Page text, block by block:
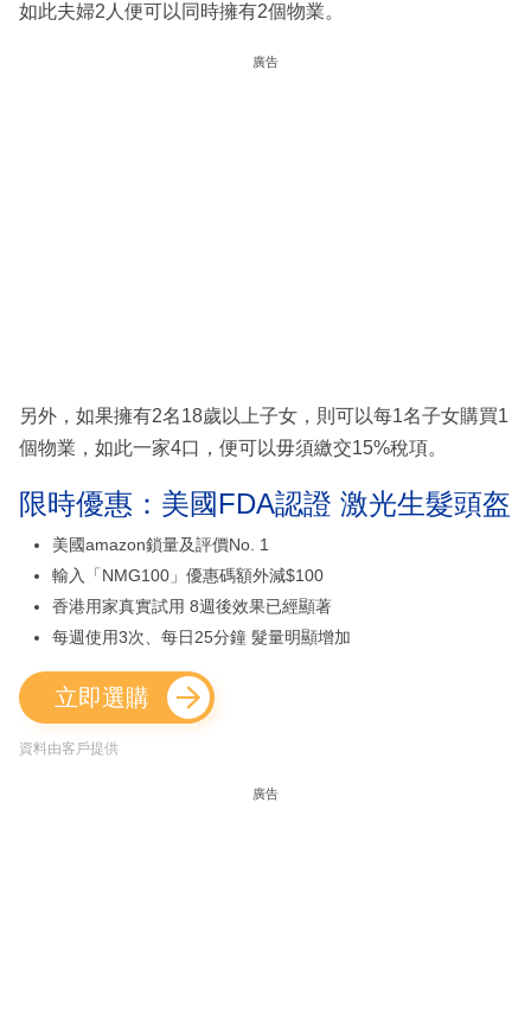
如此夫婦2人便可以同時擁有2個物業。
廣告
另外，如果擁有2名18歲以上子女，則可以每1名子女購買1
個物業，如此一家4口，便可以毋須繳交15%稅項。
限時優惠：美國FDA認證 激光生髮頭盔
美國amazon鎖量及評價No. 1
輸入「NMG100」優惠碼額外減$100
香港用家真實試用 8週後效果已經顯著
每週使用3次、每日25分鐘 髮量明顯增加
立即選購
資料由客戶提供
廣告